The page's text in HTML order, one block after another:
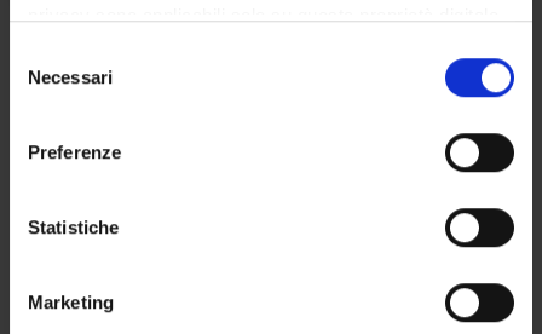
modificare o revocare il proprio consenso in qualsiasi
momento dalla Dichiarazione sui cookie o facendo clic
raccogliere informazioni sulla tua posizione
geografica, con un'approssimazione di qualche
Identificare il tuo dispositivo, scansionandolo
Necessari
Preferenze
Statistiche
Marketing
Module: BIOLOGIA APPLICATA
Module: BIOCHIMICA
Program